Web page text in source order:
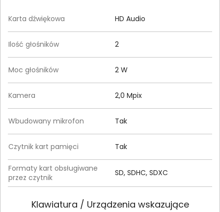
Karta dźwiękowa HD Audio
Ilość głośników 2
Moc głośników 2 W
Kamera 2,0 Mpix
Wbudowany mikrofon Tak
Czytnik kart pamięci Tak
Formaty kart obsługiwane
przez czytnik
SD, SDHC, SDXC
Klawiatura / Urządzenia wskazujące